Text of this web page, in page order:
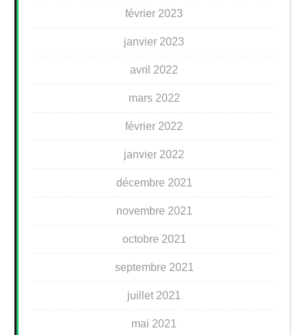
février 2023
janvier 2023
avril 2022
mars 2022
février 2022
janvier 2022
décembre 2021
novembre 2021
octobre 2021
septembre 2021
juillet 2021
mai 2021